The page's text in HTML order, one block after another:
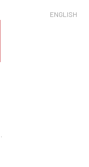
ENGLISH
.